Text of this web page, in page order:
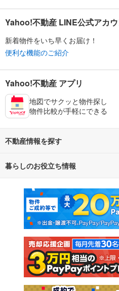
Yahoo!不動産 LINE公式アカウ
新着物件をいち早くお届け！
便利な機能のご紹介
Yahoo!不動産 アプリ
地図でサクッと物件探し
物件比較が手軽にできる
不動産情報を探す
不動産・住宅
新築マンション
新築一戸建て
注文住宅
売却査定
暮らしのお役立ち情報
マンションカタログ